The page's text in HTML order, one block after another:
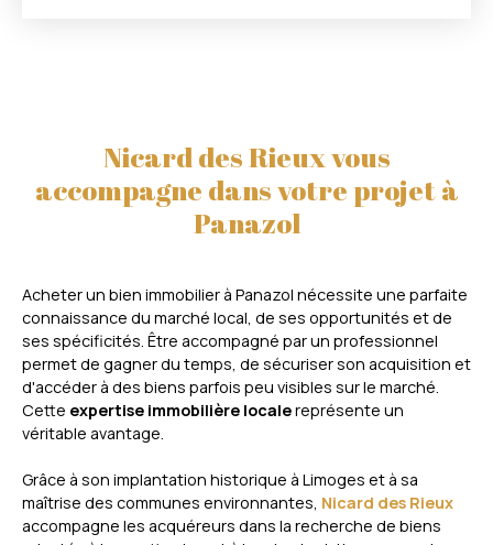
maison, en excellent état est dans un quartier
recherché, proche des commodités. La présente
annonce immobilière a été rédigée sous la
responsabilité éditoriale de Mr Nicolas DEGOIS tèl
0684205222, Agent Commercial mandataire en
Commerciaux (RSAC) du Tribunal de Commerce de
LIMOGES sous le numéro 834744864.
Nicard des Rieux vous
accompagne dans votre projet à
Panazol
Acheter un bien immobilier à Panazol nécessite une parfaite
connaissance du marché local, de ses opportunités et de
ses spécificités. Être accompagné par un professionnel
permet de gagner du temps, de sécuriser son acquisition et
d'accéder à des biens parfois peu visibles sur le marché.
Cette expertise immobilière localereprésente un
véritable avantage.
Grâce à son implantation historique à Limoges et à sa
maîtrise des communes environnantes, Nicard des Rieux
accompagne les acquéreurs dans la recherche de biens